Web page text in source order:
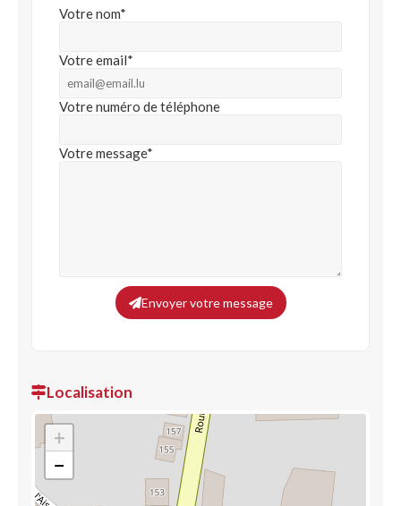
Votre nom*
Votre email*
Votre numéro de téléphone
Votre message*
Envoyer votre message
Localisation
+
−